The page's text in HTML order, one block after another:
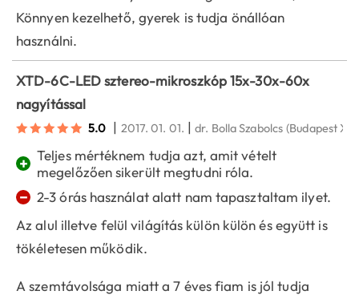
Könnyen kezelhető, gyerek is tudja önállóan
használni.
XTD-6C-LED sztereo-mikroszkóp 15x-30x-60x
nagyítással
5.0 | 2017. 01. 01. |dr. Bolla Szabolcs (Budapest
+ Teljes mértéknem tudja azt, amit vételt
megelőzően sikerült megtudni róla.
− 2-3 órás használat alatt nam tapasztaltam ilyet.
Az alul illetve felül világítás külön külön és együtt is
tökéletesen működik.
A szemtávolsága miatt a 7 éves fiam is jól tudja